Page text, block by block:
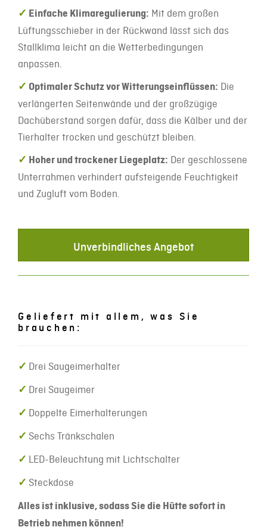
✓ Einfache Klimaregulierung: Mit dem großen
Lüftungsschieber in der Rückwand lässt sich das
Stallklima leicht an die Wetterbedingungen
anpassen.
✓ Optimaler Schutz vor Witterungseinflüssen: Die
verlängerten Seitenwände und der großzügige
Dachüberstand sorgen dafür, dass die Kälber und der
Tierhalter trocken und geschützt bleiben.
✓ Hoher und trockener Liegeplatz: Der geschlossene
Unterrahmen verhindert aufsteigende Feuchtigkeit
und Zugluft vom Boden.
Unverbindliches Angebot
Geliefert mit allem, was Sie
brauchen:
✓ Drei Saugeimerhalter
✓ Drei Saugeimer
✓ Doppelte Eimerhalterungen
✓ Sechs Tränkschalen
✓ LED-Beleuchtung mit Lichtschalter
✓ Steckdose
Alles ist inklusive, sodass Sie die Hütte sofort in
Betrieb nehmen können!